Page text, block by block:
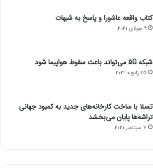
کتاب واقعه عاشورا و پاسخ به شبهات
9 جولای 2021
شبکه 5G می‌تواند باعث سقوط هواپیما شود
25 ژانویه 2022
تسلا با ساخت کارخانه‌های جدید به کمبود جهانی
تراشه‌ها پایان می‌بخشد
7 سپتامبر 2021